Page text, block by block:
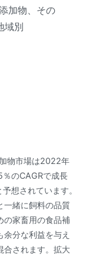
加物、その
域別
物市場は2022年
のCAGRで成長
想されています。
一緒に飼料の品質
の家畜用の食品補
分な利益を与え
合されます。拡大